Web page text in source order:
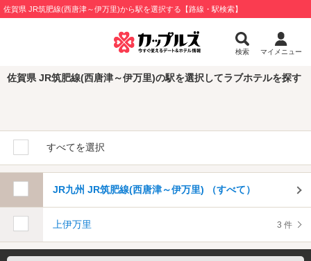
佐賀県 JR筑肥線(西唐津～伊万里)から駅を選択する【路線・駅検索】
検索 マイメニュー
佐賀県 JR筑肥線(西唐津～伊万里)の駅を選択してラブホテルを探す
すべてを選択
JR九州 JR筑肥線(西唐津～伊万里) （すべて）
上伊万里 3 件